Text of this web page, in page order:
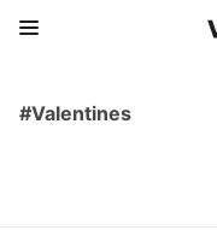
#Valentines